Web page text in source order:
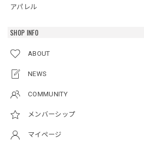
アパレル
SHOP INFO
ABOUT
NEWS
COMMUNITY
メンバーシップ
マイページ